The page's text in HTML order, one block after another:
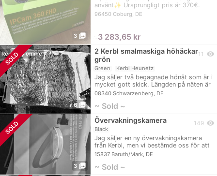
3 photo_library
använt✨ Ursprungligt pris är 370€.
300€ fast…
96450 Coburg, DE
3 283,65 kr
SOLD
6 photo_library
Recently online
2 Kerbl smalmaskiga höhäckar
grön
Green Kerbl Heunetz
Jag säljer två begagnade hönät som är i
mycket gott skick. Längden på näten är
1,10m.…
08340 Schwarzenberg, DE
11 visibility
~ Sold ~
SOLD
3 photo_library
Övervakningskamera
Black
Jag säljer en ny övervakningskamera
från Kerbl, men vi bestämde oss för att
köpa en…
15837 Baruth/Mark, DE
149 visibility
~ Sold ~